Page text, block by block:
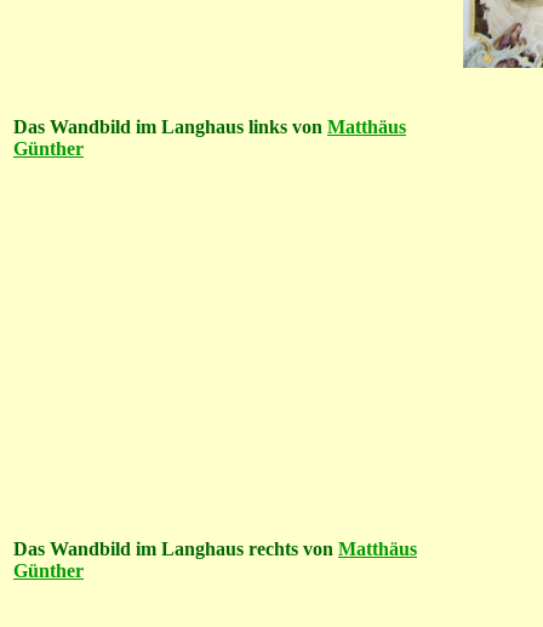
Das Wandbild im Langhaus links von Matthäus
Günther
Das Wandbild im Langhaus rechts von Matthäus
Günther